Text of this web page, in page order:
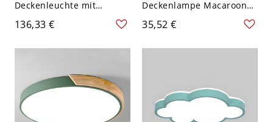
Deckenleuchte mit
weißem Schirm für den
Wohnbereich - Grün 110V-
120V 30,48 cm Weißlicht
136,33 €
Deckenlampe Macaroon
Modernes Eisen 1 Licht
Flush Mount für Balkon -
Grün 110V-120V Weißlicht
35,52 €